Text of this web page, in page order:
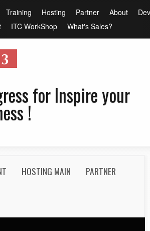
Training Hosting Partner About
ITC WorkShop What's Sales?
for Inspire your
!
HOSTING MAIN PARTNER